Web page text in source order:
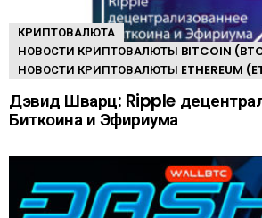
КРИПТОВАЛЮТА
НОВОСТИ КРИПТОВАЛЮТЫ BITCOIN
НОВОСТИ КРИПТОВАЛЮТЫ ETHEREUM
Дэвид Шварц: Ripple
Биткоина и Эфириума